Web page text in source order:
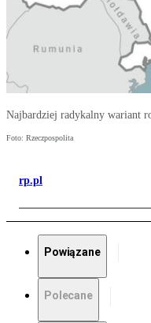
Najbardziej radykalny wariant
Foto: Rzeczpospolita
rp.pl
Powiązane
Polecane